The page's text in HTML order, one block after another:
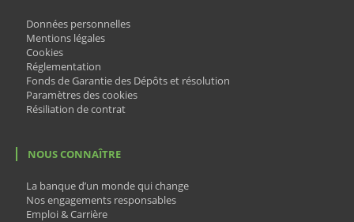
Données personnelles
Mentions légales
Cookies
Réglementation
Fonds de Garantie des Dépôts et résolution
Paramètres des cookies
Résiliation de contrat
NOUS CONNAÎTRE
La banque d’un monde qui change
Nos engagements responsables
Emploi & Carrière